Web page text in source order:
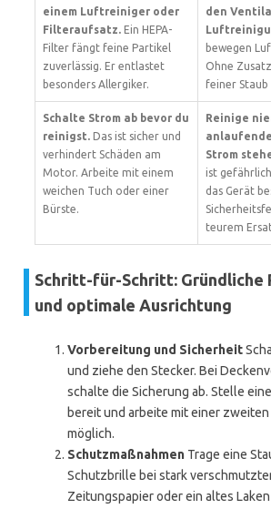
einem Luftreiniger oder
Filteraufsatz. Ein HEPA-
Filter fängt feine Partikel
zuverlässig. Er entlastet
besonders Allergiker.
den
bewegen
Ohne
feiner Staub
Schalte Strom ab bevor du
reinigst. Das ist sicher und
verhindert Schäden am
Motor. Arbeite mit einem
weichen Tuch oder einer
Bürste.
Reinige
Strom
ist
das Gerät
teurem
Schritt-für-Schritt: Gründliche
und optimale Ausrichtung
Vorbereitung und Sicherheit
und ziehe den Stecker. Bei
schalte die Sicherung ab. Stelle
bereit und arbeite mit einer
möglich.
Schutzmaßnahmen Trage eine
Schutzbrille bei stark
Zeitungspapier oder ein altes